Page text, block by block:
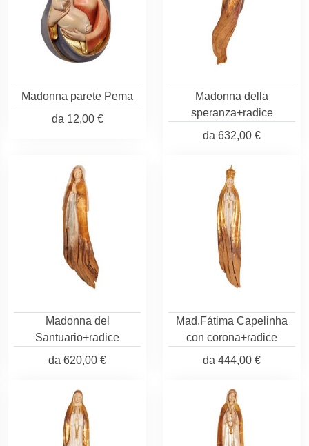
Madonna parete Pema
da 12,00 €
Madonna della
speranza+radice
da 632,00 €
Madonna del
Santuario+radice
da 620,00 €
Mad.Fátima Capelinha
con corona+radice
da 444,00 €